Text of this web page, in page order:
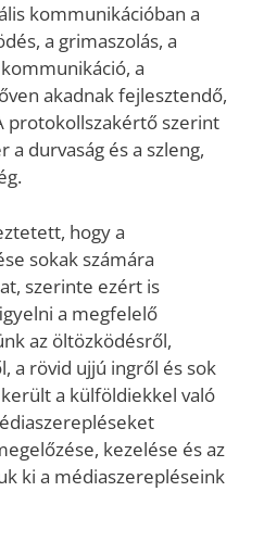
kommunikációban a
a grimaszolás, a
a
akadnak fejlesztendő,
protokollszakértő szerint
durvaság és a szleng,
hogy a
sokak számára
szerinte ezért is
a megfelelő
az öltözködésről,
a rövid ujjú ingről és sok
a külföldiekkel való
kezelése és az
ki a médiaszerepléseink